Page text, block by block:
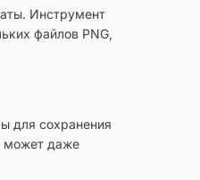
Инструмент
файлов PNG,
для сохранения
может даже